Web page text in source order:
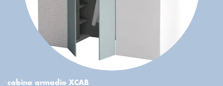
cabina armadio XCAB